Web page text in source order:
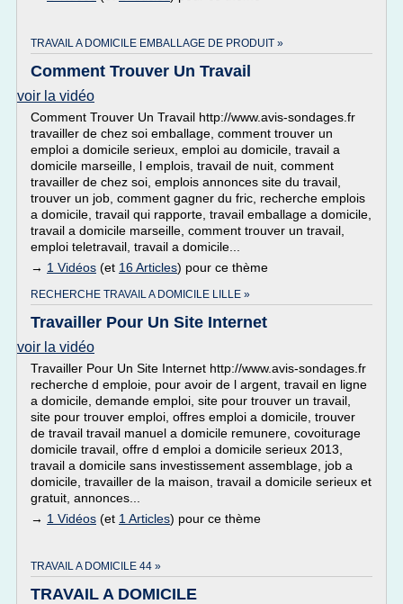
TRAVAIL A DOMICILE EMBALLAGE DE PRODUIT »
Comment Trouver Un Travail
voir la vidéo
Comment Trouver Un Travail http://www.avis-sondages.fr
travailler de chez soi emballage, comment trouver un
emploi a domicile serieux, emploi au domicile, travail a
domicile marseille, l emplois, travail de nuit, comment
travailler de chez soi, emplois annonces site du travail,
trouver un job, comment gagner du fric, recherche emplois
a domicile, travail qui rapporte, travail emballage a domicile,
travail a domicile marseille, comment trouver un travail,
emploi teletravail, travail a domicile...
→ 1 Vidéos (et 16 Articles) pour ce thème
RECHERCHE TRAVAIL A DOMICILE LILLE »
Travailler Pour Un Site Internet
voir la vidéo
Travailler Pour Un Site Internet http://www.avis-sondages.fr
recherche d emploie, pour avoir de l argent, travail en ligne
a domicile, demande emploi, site pour trouver un travail,
site pour trouver emploi, offres emploi a domicile, trouver
de travail travail manuel a domicile remunere, covoiturage
domicile travail, offre d emploi a domicile serieux 2013,
travail a domicile sans investissement assemblage, job a
domicile, travailler de la maison, travail a domicile serieux et
gratuit, annonces...
→ 1 Vidéos (et 1 Articles) pour ce thème
TRAVAIL A DOMICILE 44 »
TRAVAIL A DOMICILE